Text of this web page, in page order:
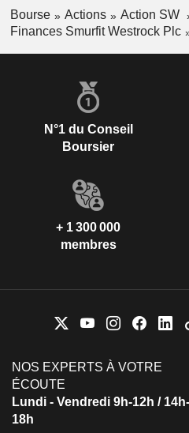
Bourse Actions
Action SW
Finances Smurfit Westrock Plc
N°1 du Conseil
Boursier
+ 1 300 000
membres
NOS EXPERTS À VOTRE
ÉCOUTE
Lundi - Vendredi 9h-12h / 14h-
18h